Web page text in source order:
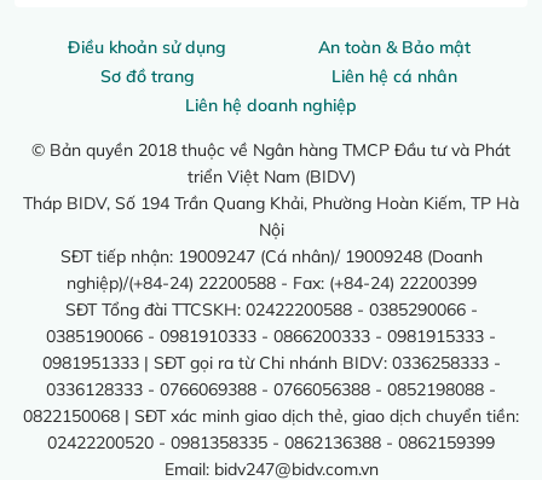
Điều khoản sử dụng
An toàn & Bảo mật
Sơ đồ trang
Liên hệ cá nhân
Liên hệ doanh nghiệp
© Bản quyền 2018 thuộc về Ngân hàng TMCP Đầu tư và Phát
triển Việt Nam (BIDV)
Tháp BIDV, Số 194 Trần Quang Khải, Phường Hoàn Kiếm, TP Hà
Nội
SĐT tiếp nhận: 19009247 (Cá nhân)/ 19009248 (Doanh
nghiệp)/(+84-24) 22200588 - Fax: (+84-24) 22200399
SĐT Tổng đài TTCSKH: 02422200588 - 0385290066 -
0385190066 - 0981910333 - 0866200333 - 0981915333 -
0981951333 | SĐT gọi ra từ Chi nhánh BIDV: 0336258333 -
0336128333 - 0766069388 - 0766056388 - 0852198088 -
0822150068 | SĐT xác minh giao dịch thẻ, giao dịch chuyển tiền:
02422200520 - 0981358335 - 0862136388 - 0862159399
Email: bidv247@bidv.com.vn